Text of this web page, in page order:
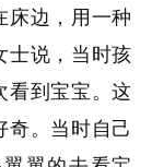
床边，用一种
士说，当时孩
看到宝宝。这
奇。当时自己